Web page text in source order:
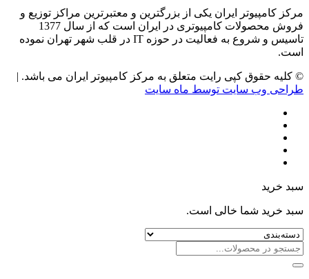
مرکز کامپیوتر ایران یکی از بزرگترین و معتبرترین مراکز توزیع و
فروش محصولات کامپیوتری در ایران است که از سال 1377
تاسیس و شروع به فعالیت در حوزه IT در قلب شهر تهران نموده
است.
© کلیه حقوق کپی رایت متعلق به مرکز کامپیوتر ایران می باشد. |
طراحی وب سایت توسط ماه سایت
سبد خرید
سبد خرید شما خالی است.